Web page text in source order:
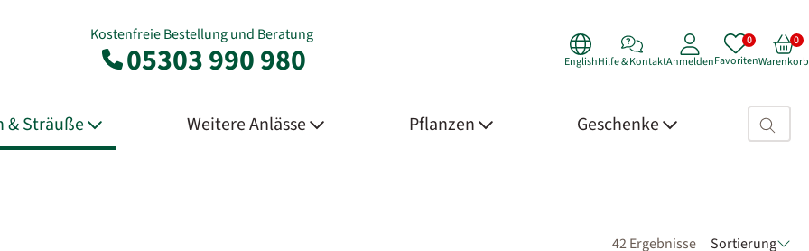
Kostenfreie Bestellung und Beratung
05303 990 980 EnglishHilfe & KontaktAnmeldenFavoritenWarenkorb
& Sträuße Weitere Anlässe Pflanzen Geschenke Suchfeld>
42 Ergebnisse Sortierung